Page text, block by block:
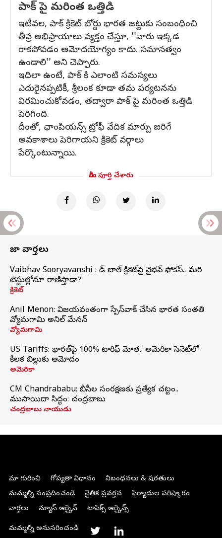
పాక్‌ పై మరింత ఒత్తిడి
ఇటీవల, పాక్ క్రికెట్ బోర్డు భారత జట్టుకు సంబంధించి
తీవ్ర అభిప్రాయాలు వ్యక్తం చేస్తూ, ''వారు ఇక్కడ
రాకపోవడం ఆమోదయోగ్యం కాదు. సమానత్వం
ఉండాలి'' అని చెప్పారు.
ఇదిలా ఉంటే, పాక్‌ కి ఎలాంటి సమస్యలు
ఎదురైనప్పటికీ, శ్రీలంక కూడా తమ పర్యటనను
విరమించుకోవడం, తద్వారా పాక్‌ పై మరింత ఒత్తిడి
పెరిగింది.
దీంతో, ఛాంపియన్స్ ట్రోఫీ వేదిక మార్పు జరిగే
అవకాశాలు పెరిగాయని క్రికెట్ వర్గాలు
పేర్కొంటున్నాయి.
మీరు పూర్తి చేశారు
తాజా వార్తలు
Vaibhav Sooryavanshi : రెడ్ బాల్ క్రికెట్‌పై వైభవ్ ఫోకస్.. మరి
టెస్టుల్లోనూ రాణిస్తాడా?
క్రికెట్
Anil Menon: విజయవంతంగా స్పేస్‌వాక్‌ చేసిన భారత సంతతి
వ్యోమగామి అనిల్‌ మేనన్
వ్యోమగామి
US Tariffs: భారత్‌పై 100% టారిఫ్‌ మోత.. అమెరికా సెనెట్‌లో
కీలక బిల్లుకు ఆమోదం
అమెరికా
CM Chandrababu: బీసీల సంరక్షణకు ప్రత్యేక చట్టం..
ముసాయిదా సిద్ధం: చంద్రబాబు
చంద్రబాబు నాయుడు
మా గురించి గోప్యతా విధానం
నిబంధనలు & షరతులు
మమ్మల్ని సంప్రదించండి
నైతిక ప్రవర్తన
ఫిర్యాదుల పరిష్కారం
వార్తలు
న్యూస్ ఆర్కైవ్ టాపిక్స్ ఆర్కైవ్స్
మమ్మల్ని అనుసరించండి